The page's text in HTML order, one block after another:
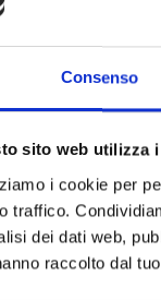
Consenso
sito web utilizza
i cookie per
traffico.
dei dati web,
raccolto dal